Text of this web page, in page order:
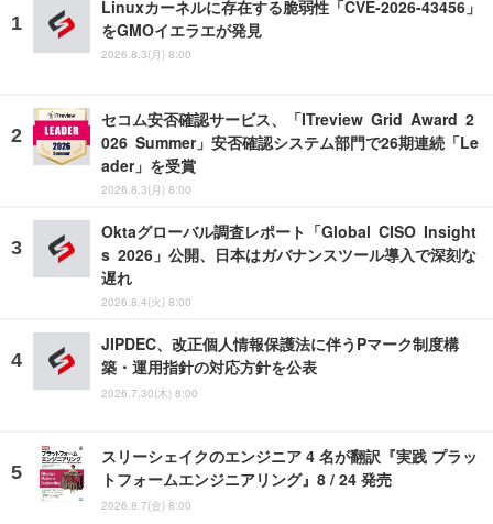
Linuxカーネルに存在する脆弱性「CVE-2026-43456」
をGMOイエラエが発見
2026.8.3(月) 8:00
セコム安否確認サービス、「ITreview Grid Award 2
026 Summer」安否確認システム部門で26期連続「Le
ader」を受賞
2026.8.3(月) 8:00
Oktaグローバル調査レポート「Global CISO Insight
s 2026」公開、日本はガバナンスツール導入で深刻な
遅れ
2026.8.4(火) 8:00
JIPDEC、改正個人情報保護法に伴うPマーク制度構
築・運用指針の対応方針を公表
2026.7.30(木) 8:00
スリーシェイクのエンジニア 4 名が翻訳『実践 プラッ
トフォームエンジニアリング』8 / 24 発売
2026.8.7(金) 8:00